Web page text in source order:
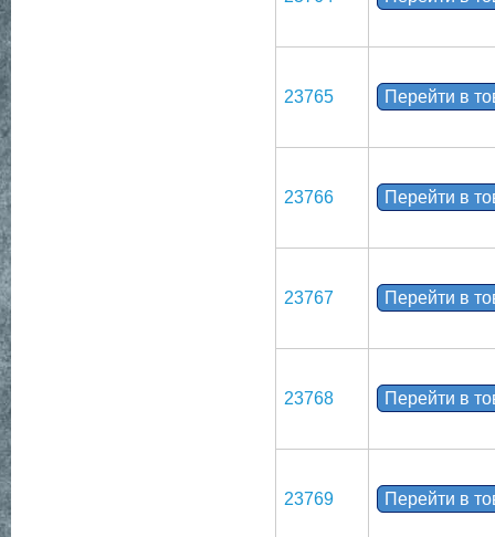
23765 Перейти в
23766 Перейти в
23767 Перейти в
23768 Перейти в
23769 Перейти в